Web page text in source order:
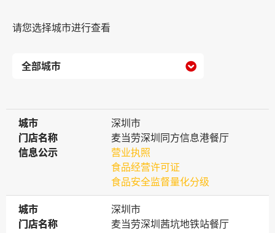
请您选择城市进行查看

城市
城市
深圳市
门店名称
门店名称
麦当劳深圳同方信息港餐厅
信息公示
信息公示
营业执照
食品经营许可证
食品安全监督量化分级
城市
城市
深圳市
门店名称
门店名称
麦当劳深圳茜坑地铁站餐厅